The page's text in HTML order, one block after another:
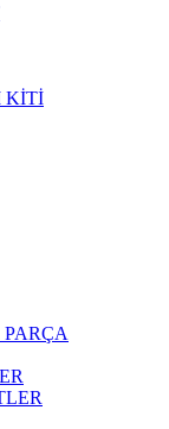
KİTİ